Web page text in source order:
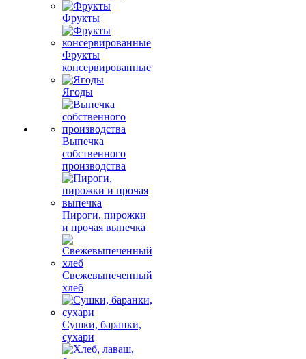
Фрукты
Фрукты
консервированные
Ягоды
Выпечка
собственного
производства
Пироги, пирожки
и прочая выпечка
Свежевыпеченный
хлеб
Сушки, баранки,
сухари